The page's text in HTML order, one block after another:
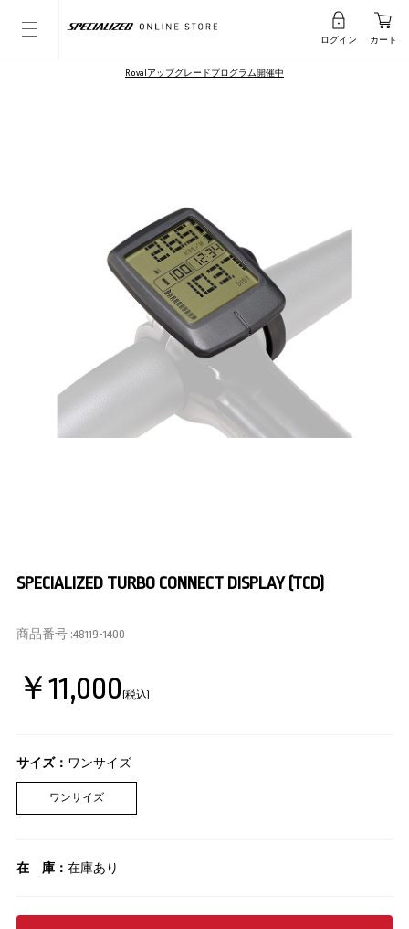
ログイン カート
Rovalアップグレードプログラム開催中
SPECIALIZED TURBO CONNECT DISPLAY (TCD)
商品番号 :48119-1400
￥11,000(税込)
サイズ： ワンサイズ
ワンサイズ
在 庫： 在庫あり